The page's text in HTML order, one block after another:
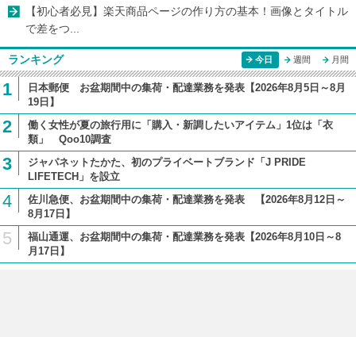
【初心者必見】楽天商品ページの作り方の基本！画像とタイトル
で差をつ...
ランキング 今日 週間 月間
1
日本郵便 お盆期間中の集荷・配達業務を発表【2026年8月5日～8月
19日】
2
働く女性が夏の旅行用に「購入・新調したいアイテム」1位は「衣
類」 Qoo10調査
3
ジャパネットたかた、初のプライベートブランド「J PRIDE
LIFETECH」を設立
4
佐川急便、お盆期間中の集荷・配達業務を発表 【2026年8月12日～
8月17日】
5
福山通運、お盆期間中の集荷・配達業務を発表【2026年8月10日～8
月17日】